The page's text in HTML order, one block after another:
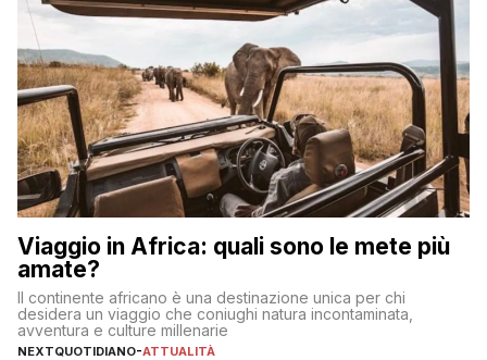
Viaggio in Africa: quali sono le mete più
amate?
Il continente africano è una destinazione unica per chi
desidera un viaggio che coniughi natura incontaminata,
avventura e culture millenarie
NEXTQUOTIDIANO-ATTUALITÀ